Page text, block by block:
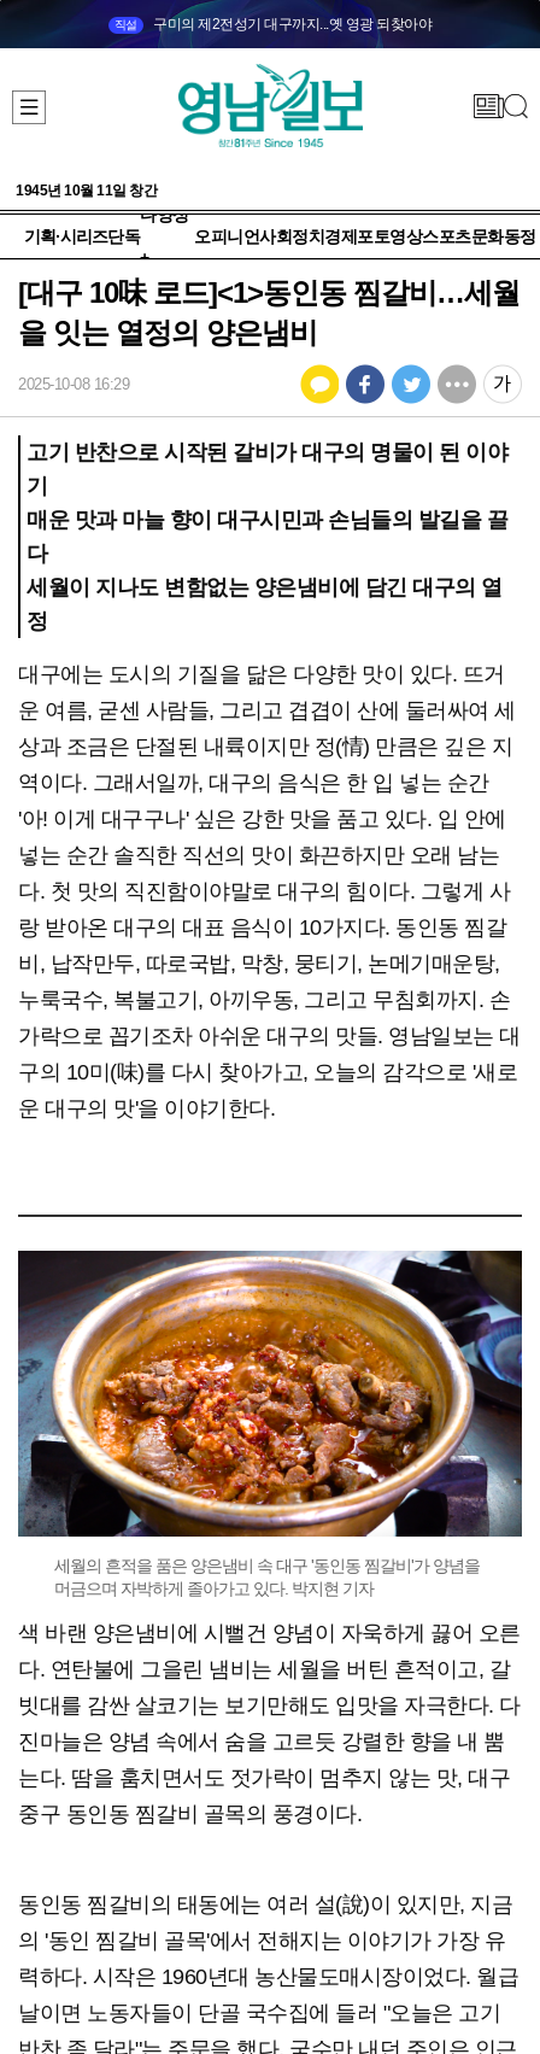
직설 구미의 제2전성기 대구까지...옛 영광 되찾아야
1945년 10월 11일 창간
기획·시리즈단독
다양성
+
오피니언사회정치 경제 포토영상스포츠문화동정
[대구 10味 로드]<1>동인동 찜갈비…세월
을 잇는 열정의 양은냄비
2025-10-08 16:29
고기 반찬으로 시작된 갈비가 대구의 명물이 된 이야
기
매운 맛과 마늘 향이 대구시민과 손님들의 발길을 끌
다
세월이 지나도 변함없는 양은냄비에 담긴 대구의 열
정
대구에는 도시의 기질을 닮은 다양한 맛이 있다. 뜨거
운 여름, 굳센 사람들, 그리고 겹겹이 산에 둘러싸여 세
상과 조금은 단절된 내륙이지만 정(情) 만큼은 깊은 지
역이다. 그래서일까, 대구의 음식은 한 입 넣는 순간
'아! 이게 대구구나' 싶은 강한 맛을 품고 있다. 입 안에
넣는 순간 솔직한 직선의 맛이 화끈하지만 오래 남는
다. 첫 맛의 직진함이야말로 대구의 힘이다. 그렇게 사
랑 받아온 대구의 대표 음식이 10가지다. 동인동 찜갈
비, 납작만두, 따로국밥, 막창, 뭉티기, 논메기매운탕,
누룩국수, 복불고기, 아끼우동, 그리고 무침회까지. 손
가락으로 꼽기조차 아쉬운 대구의 맛들. 영남일보는 대
구의 10미(味)를 다시 찾아가고, 오늘의 감각으로 '새로
운 대구의 맛'을 이야기한다.
세월의 흔적을 품은 양은냄비 속 대구 '동인동 찜갈비'가 양념을
머금으며 자박하게 졸아가고 있다. 박지현 기자
색 바랜 양은냄비에 시뻘건 양념이 자욱하게 끓어 오른
다. 연탄불에 그을린 냄비는 세월을 버틴 흔적이고, 갈
빗대를 감싼 살코기는 보기만해도 입맛을 자극한다. 다
진마늘은 양념 속에서 숨을 고르듯 강렬한 향을 내 뿜
는다. 땀을 훔치면서도 젓가락이 멈추지 않는 맛, 대구
중구 동인동 찜갈비 골목의 풍경이다.
동인동 찜갈비의 태동에는 여러 설(說)이 있지만, 지금
의 '동인 찜갈비 골목'에서 전해지는 이야기가 가장 유
력하다. 시작은 1960년대 농산물도매시장이었다. 월급
날이면 노동자들이 단골 국수집에 들러 "오늘은 고기